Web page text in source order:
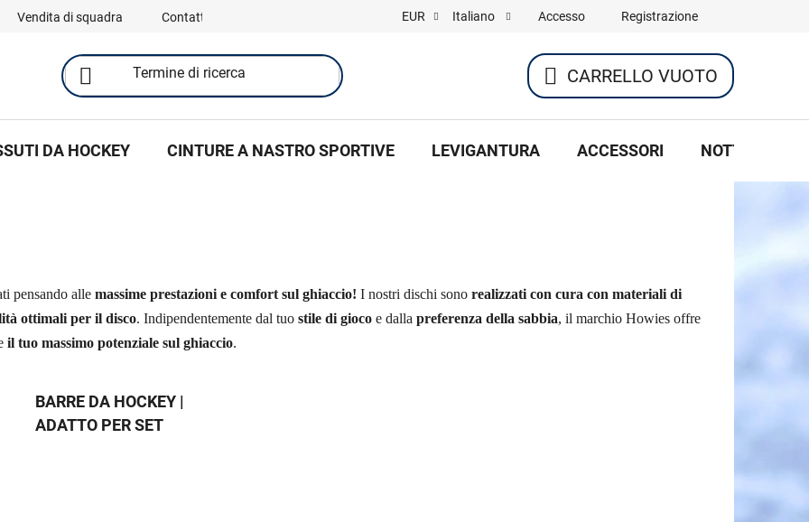
Vendita di squadra Contatti EUR Italiano Accesso Registrazione
CARRELLO
DELLA
CARRELLO VUOTO
DA HOCKEY CINTURE A NASTRO SPORTIVE LEVIGANTURA ACCESSORI NOTTE DI
pensando alle massime prestazioni e comfort sul ghiaccio! I nostri dischi sono realizzati con cura con materiali di
ottimali per il disco. Indipendentemente dal tuo stile di gioco e dalla preferenza della sabbia, il marchio Howies offre
il tuo massimo potenziale sul ghiaccio.
BARRE DA HOCKEY |
ADATTO PER SET